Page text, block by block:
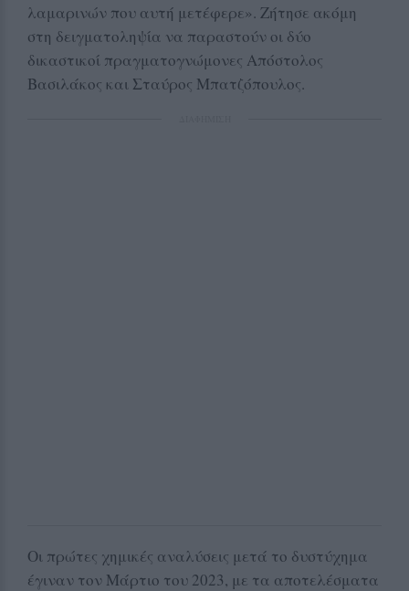
λαμαρινών που αυτή μετέφερε». Ζήτησε ακόμη
στη δειγματοληψία να παραστούν οι δύο
δικαστικοί πραγματογνώμονες Απόστολος
Βασιλάκος και Σταύρος Μπατζόπουλος.
Οι πρώτες χημικές αναλύσεις μετά το δυστύχημα
έγιναν τον Μάρτιο του 2023, με τα αποτελέσματα